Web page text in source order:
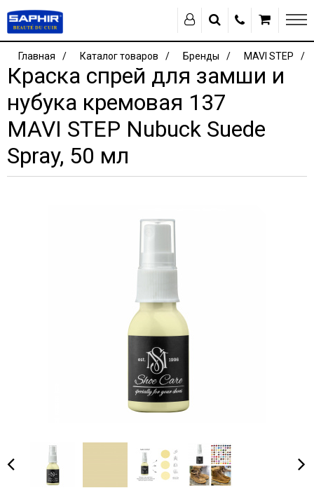
Главная Каталог товаров Бренды MAVI STEP
Краска спрей для замши и
нубука кремовая 137
MAVI STEP Nubuck Suede
Spray, 50 мл